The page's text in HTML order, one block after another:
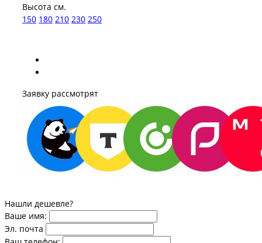
Высота см.
150 180 210 230 250
Заявку рассмотрят
Нашли дешевле?
Ваше имя:
Эл. почта